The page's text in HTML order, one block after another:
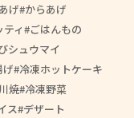
げ からあげ
ィ
ごはんもの
シュウマイ
げ 冷凍ホットケーキ
焼 冷凍野菜
ス デザート